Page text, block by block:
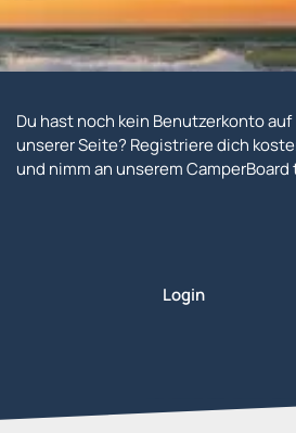
Du hast noch kein Benutzerkonto auf
unserer Seite? Registriere dich
und nimm an unserem CamperBoard
Login